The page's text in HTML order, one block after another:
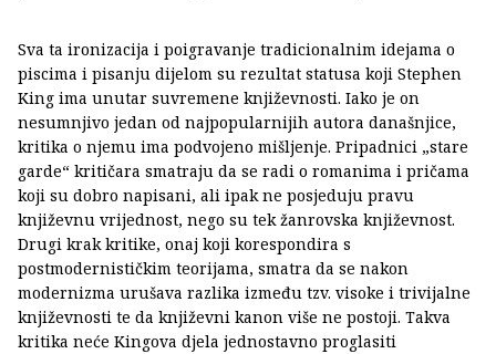
Sva ta ironizacija i poigravanje tradicionalnim idejama o
piscima i pisanju dijelom su rezultat statusa koji Stephen
King ima unutar suvremene književnosti. Iako je on
nesumnjivo jedan od najpopularnijih autora današnjice,
kritika o njemu ima podvojeno mišljenje. Pripadnici „stare
garde“ kritičara smatraju da se radi o romanima i pričama
koji su dobro napisani, ali ipak ne posjeduju pravu
književnu vrijednost, nego su tek žanrovska književnost.
Drugi krak kritike, onaj koji korespondira s
postmodernističkim teorijama, smatra da se nakon
modernizma urušava razlika između tzv. visoke i trivijalne
književnosti te da književni kanon više ne postoji. Takva
kritika neće Kingova djela jednostavno proglasiti